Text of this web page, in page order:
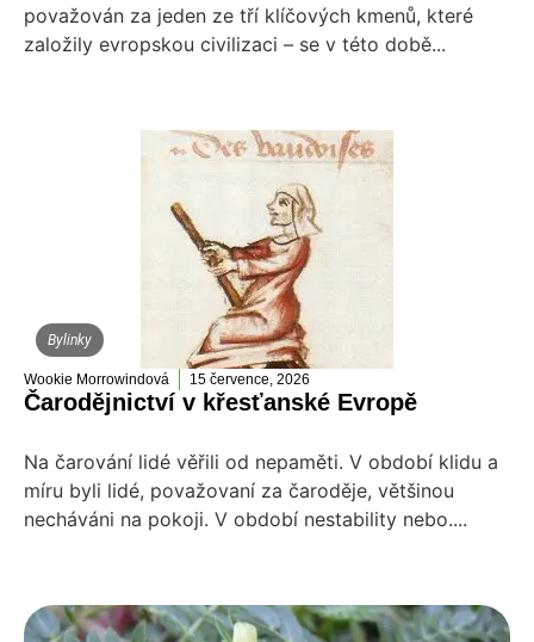
považován za jeden ze tří klíčových kmenů, které
založily evropskou civilizaci – se v této době...
Bylinky
Wookie Morrowindová 15 července, 2026
Čarodějnictví v křesťanské Evropě
Na čarování lidé věřili od nepaměti. V období klidu a
míru byli lidé, považovaní za čaroděje, většinou
necháváni na pokoji. V období nestability nebo....